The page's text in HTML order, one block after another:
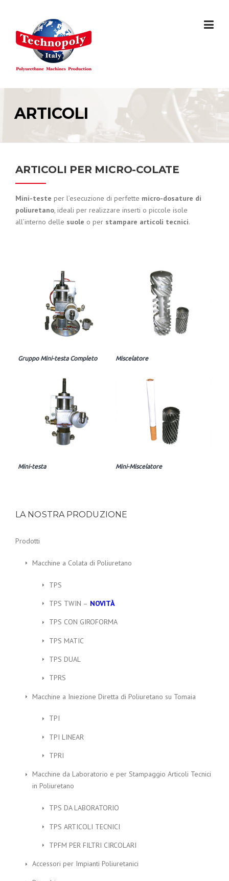
content
ARTICOLI
ARTICOLI PER MICRO-COLATE
Mini-teste per l’esecuzione di perfette micro-dosature di
poliuretano, ideali per realizzare inserti o piccole isole
all’interno delle suole o per stampare articoli tecnici.
Gruppo Mini-testa Completo Miscelatore
Mini-testa Mini-Miscelatore
LA NOSTRA PRODUZIONE
Prodotti
Macchine a Colata di Poliuretano
TPS
TPS TWIN – NOVITÀ
TPS CON GIROFORMA
TPS MATIC
TPS DUAL
TPRS
Macchine a Iniezione Diretta di Poliuretano su Tomaia
TPI
TPI LINEAR
TPRI
Macchine da Laboratorio e per Stampaggio Articoli Tecnici
in Poliuretano
TPS DA LABORATORIO
TPS ARTICOLI TECNICI
TPFM PER FILTRI CIRCOLARI
Accessori per Impianti Poliuretanici